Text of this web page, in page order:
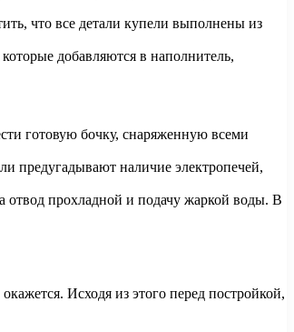
что все детали купели выполнены из
добавляются в наполнитель,
готовую бочку, снаряженную всеми
предугадывают наличие электропечей,
отвод прохладной и подачу жаркой воды. В
Исходя из этого перед постройкой,